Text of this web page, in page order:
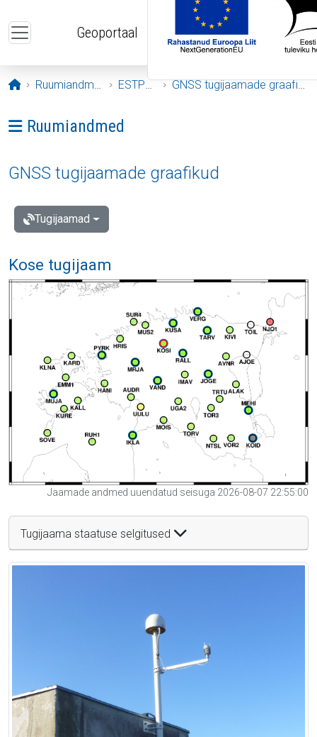
Geoportaal
Avaleht
Ruumiandmed ESTPOS GNSS tugijaamade graafikud
Ava menüü: Ruumiandmed
Ruumiandmed
GNSS tugijaamade graafikud
Tugijaamad
Kose tugijaam
Jaamade andmed uuendatud seisuga 2026-08-07 22:55:00
Tugijaama staatuse selgitused